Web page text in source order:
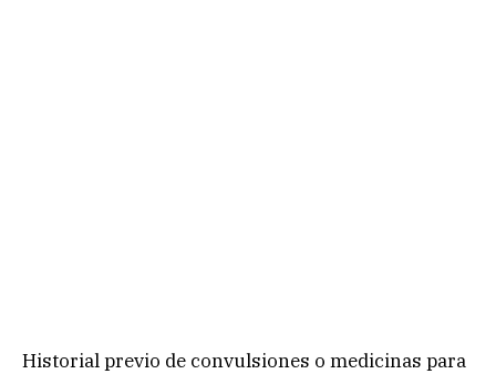
Historial previo de convulsiones o medicinas para